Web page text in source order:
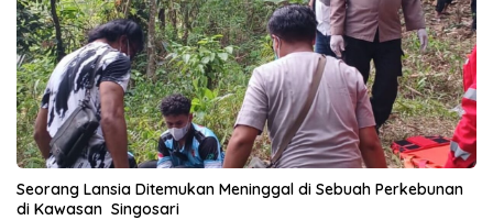
Seorang Lansia Ditemukan Meninggal di Sebuah Perkebunan
di Kawasan Singosari